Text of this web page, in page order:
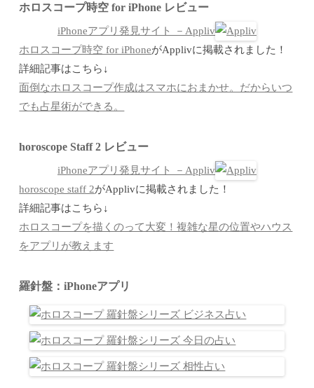
ホロスコープ時空 for iPhone レビュー
iPhoneアプリ発見サイト －Appliv
ホロスコープ時空 for iPhoneがApplivに掲載されました！
詳細記事はこちら↓
面倒なホロスコープ作成はスマホにおまかせ。だからいつ
でも占星術ができる。
horoscope Staff 2 レビュー
iPhoneアプリ発見サイト －Appliv
horoscope staff 2がApplivに掲載されました！
詳細記事はこちら↓
ホロスコープを描くのって大変！複雑な星の位置やハウス
をアプリが教えます
羅針盤：iPhoneアプリ